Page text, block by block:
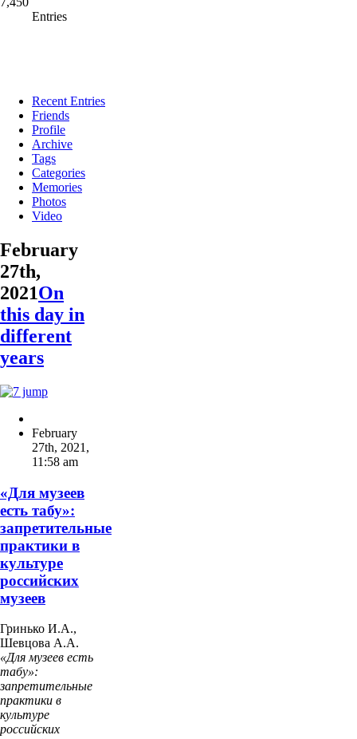
Entries
Recent Entries
Friends
Profile
Archive
Tags
Categories
Memories
Photos
Video
February
27th,
2021On
this day in
different
years
February
27th, 2021 ,
11:58 am
«Для музеев
есть табу»:
запретительные
практики в
культуре
российских
музеев
Гринько И.А.,
Шевцова А.А.
«Для музеев есть
табу»:
запретительные
практики в
культуре
российских